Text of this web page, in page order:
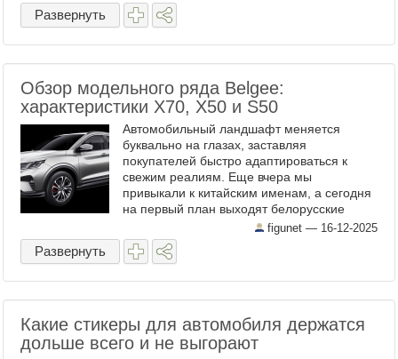
Развернуть
Обзор модельного ряда Belgee:
характеристики X70, X50 и S50
Автомобильный ландшафт меняется
буквально на глазах, заставляя
покупателей быстро адаптироваться к
свежим реалиям. Еще вчера мы
привыкали к китайским именам, а сегодня
на первый план выходят белорусские
бренды с серьезными амбициями. Завод
«БелДжи» совершил стратегически верный
...
figunet — 16-12-2025
Развернуть
Какие стикеры для автомобиля держатся
дольше всего и не выгорают